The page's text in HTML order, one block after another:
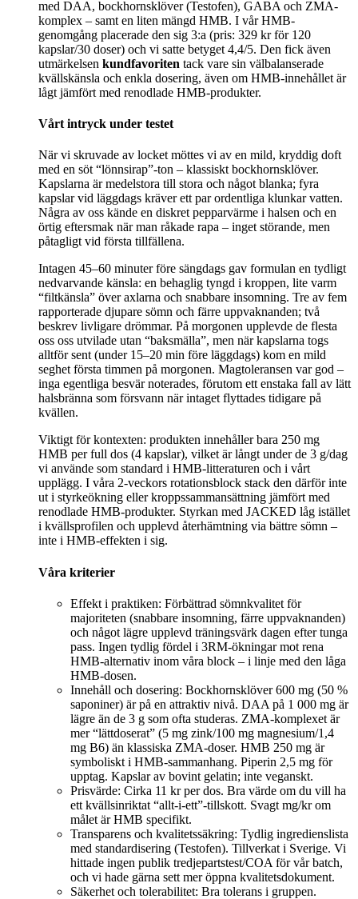
med DAA, bockhornsklöver (Testofen), GABA och ZMA-
komplex – samt en liten mängd HMB. I vår HMB-
genomgång placerade den sig 3:a (pris: 329 kr för 120
kapslar/30 doser) och vi satte betyget 4,4/5. Den fick även
utmärkelsen kundfavoriten tack vare sin välbalanserade
kvällskänsla och enkla dosering, även om HMB-innehållet är
lågt jämfört med renodlade HMB-produkter.
Vårt intryck under testet
När vi skruvade av locket möttes vi av en mild, kryddig doft
med en söt “lönnsirap”-ton – klassiskt bockhornsklöver.
Kapslarna är medelstora till stora och något blanka; fyra
kapslar vid läggdags kräver ett par ordentliga klunkar vatten.
Några av oss kände en diskret pepparvärme i halsen och en
örtig eftersmak när man råkade rapa – inget störande, men
påtagligt vid första tillfällena.
Intagen 45–60 minuter före sängdags gav formulan en tydligt
nedvarvande känsla: en behaglig tyngd i kroppen, lite varm
“filtkänsla” över axlarna och snabbare insomning. Tre av fem
rapporterade djupare sömn och färre uppvaknanden; två
beskrev livligare drömmar. På morgonen upplevde de flesta
oss oss utvilade utan “baksmälla”, men när kapslarna togs
alltför sent (under 15–20 min före läggdags) kom en mild
seghet första timmen på morgonen. Magtoleransen var god –
inga egentliga besvär noterades, förutom ett enstaka fall av lätt
halsbränna som försvann när intaget flyttades tidigare på
kvällen.
Viktigt för kontexten: produkten innehåller bara 250 mg
HMB per full dos (4 kapslar), vilket är långt under de 3 g/dag
vi använde som standard i HMB-litteraturen och i vårt
upplägg. I våra 2-veckors rotationsblock stack den därför inte
ut i styrkeökning eller kroppssammansättning jämfört med
renodlade HMB-produkter. Styrkan med JACKED låg istället
i kvällsprofilen och upplevd återhämtning via bättre sömn –
inte i HMB-effekten i sig.
Våra kriterier
Effekt i praktiken: Förbättrad sömnkvalitet för
majoriteten (snabbare insomning, färre uppvaknanden)
och något lägre upplevd träningsvärk dagen efter tunga
pass. Ingen tydlig fördel i 3RM-ökningar mot rena
HMB-alternativ inom våra block – i linje med den låga
HMB-dosen.
Innehåll och dosering: Bockhornsklöver 600 mg (50 %
saponiner) är på en attraktiv nivå. DAA på 1 000 mg är
lägre än de 3 g som ofta studeras. ZMA-komplexet är
mer “lättdoserat” (5 mg zink/100 mg magnesium/1,4
mg B6) än klassiska ZMA-doser. HMB 250 mg är
symboliskt i HMB-sammanhang. Piperin 2,5 mg för
upptag. Kapslar av bovint gelatin; inte veganskt.
Prisvärde: Cirka 11 kr per dos. Bra värde om du vill ha
ett kvällsinriktat “allt-i-ett”-tillskott. Svagt mg/kr om
målet är HMB specifikt.
Transparens och kvalitetssäkring: Tydlig ingredienslista
med standardisering (Testofen). Tillverkat i Sverige. Vi
hittade ingen publik tredjepartstest/COA för vår batch,
och vi hade gärna sett mer öppna kvalitetsdokument.
Säkerhet och tolerabilitet: Bra tolerans i gruppen.